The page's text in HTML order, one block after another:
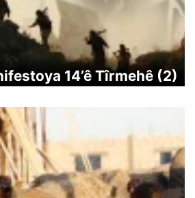
14’ê Tîrmehê (2)